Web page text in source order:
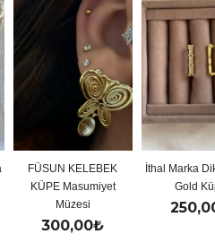
KELEBEK
Masumiyet
₺
İthal Marka Dikdörtgen
₺